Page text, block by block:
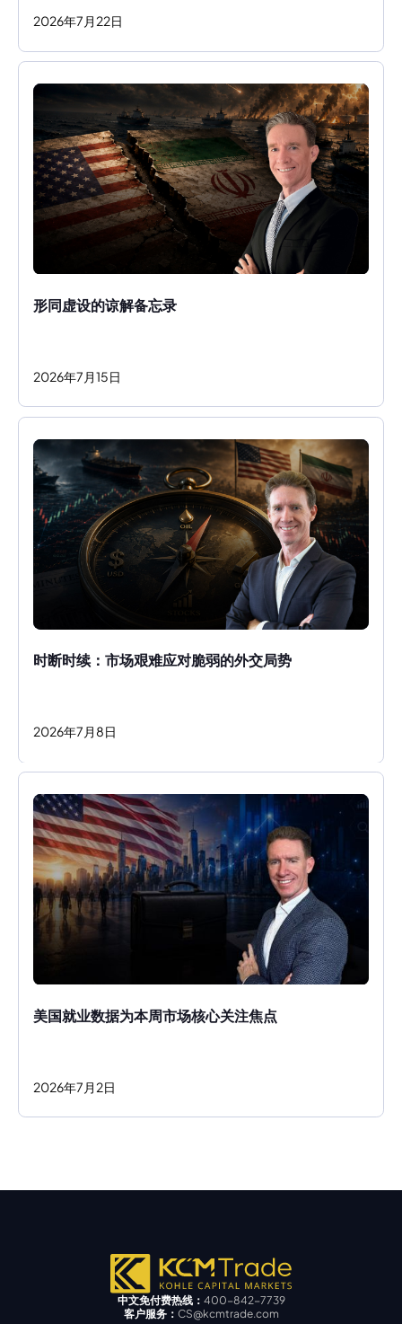
2026年7 月 22日
形同虚设的谅解备忘录
2026年7 月15日
时断时续：市场艰难应对脆弱的外交局势
2026年7 月 8日
美国就业数据为本周市场核心关注焦点
2026年7 月 2日
中文免付费热线： 400-842-7739
客户服务： CS@kcmtrade.com